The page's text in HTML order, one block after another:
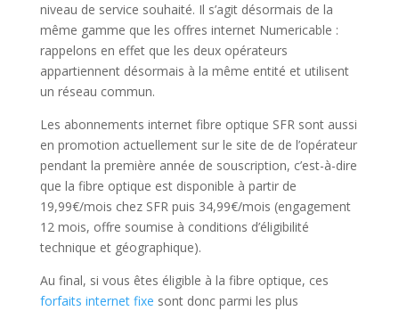
niveau de service souhaité. Il s’agit désormais de la
même gamme que les offres internet Numericable :
rappelons en effet que les deux opérateurs
appartiennent désormais à la même entité et utilisent
un réseau commun.
Les abonnements internet fibre optique SFR sont aussi
en promotion actuellement sur le site de de l’opérateur
pendant la première année de souscription, c’est-à-dire
que la fibre optique est disponible à partir de
19,99€/mois chez SFR puis 34,99€/mois (engagement
12 mois, offre soumise à conditions d’éligibilité
technique et géographique).
Au final, si vous êtes éligible à la fibre optique, ces
forfaits internet fixe sont donc parmi les plus